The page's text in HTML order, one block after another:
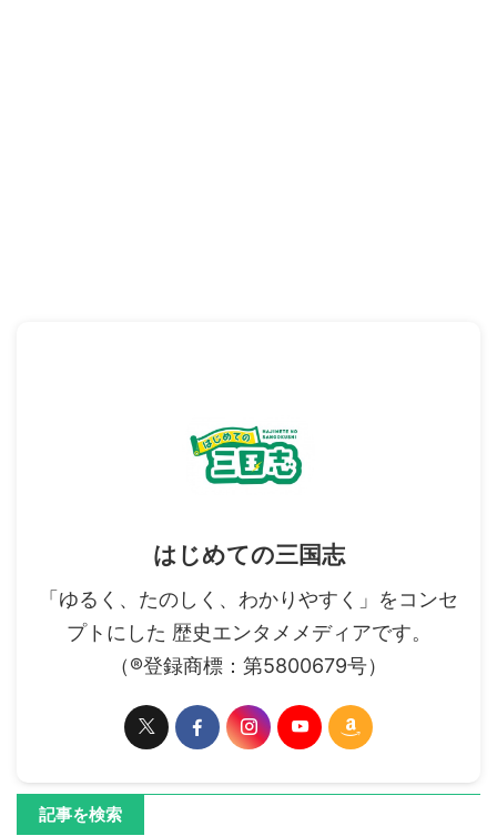
はじめての三国志
「ゆるく、たのしく、わかりやすく」をコンセ
プトにした 歴史エンタメメディアです。
（®登録商標：第5800679号）
記事を検索